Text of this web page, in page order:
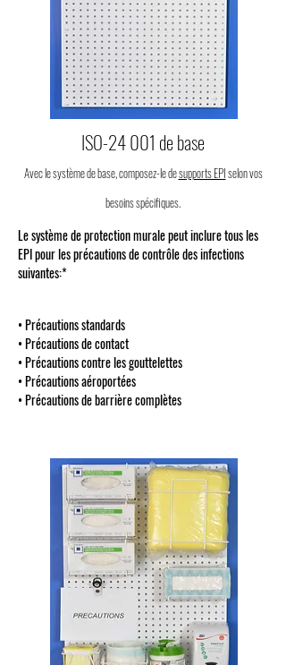
ISO-24 001 de base
Avec le système de base, composez-le desupports EPIselon vos
besoins spécifiques.
Le système de protection murale peut inclure tous les
EPI pour les précautions de contrôle des infections
suivantes:*
• Précautions standards
• Précautions de contact
• Précautions contre les gouttelettes
• Précautions aéroportées
• Précautions de barrière complètes